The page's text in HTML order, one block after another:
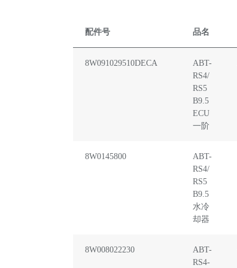
配件号 品名
8W091029510DECA
ABT-
RS4/
RS5
B9.5
ECU
一阶
8W0145800
ABT-
RS4/
RS5
B9.5
水冷
却器
8W008022230
ABT-
RS4-